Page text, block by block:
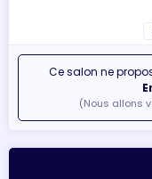
Ce salon ne
(Nous allons